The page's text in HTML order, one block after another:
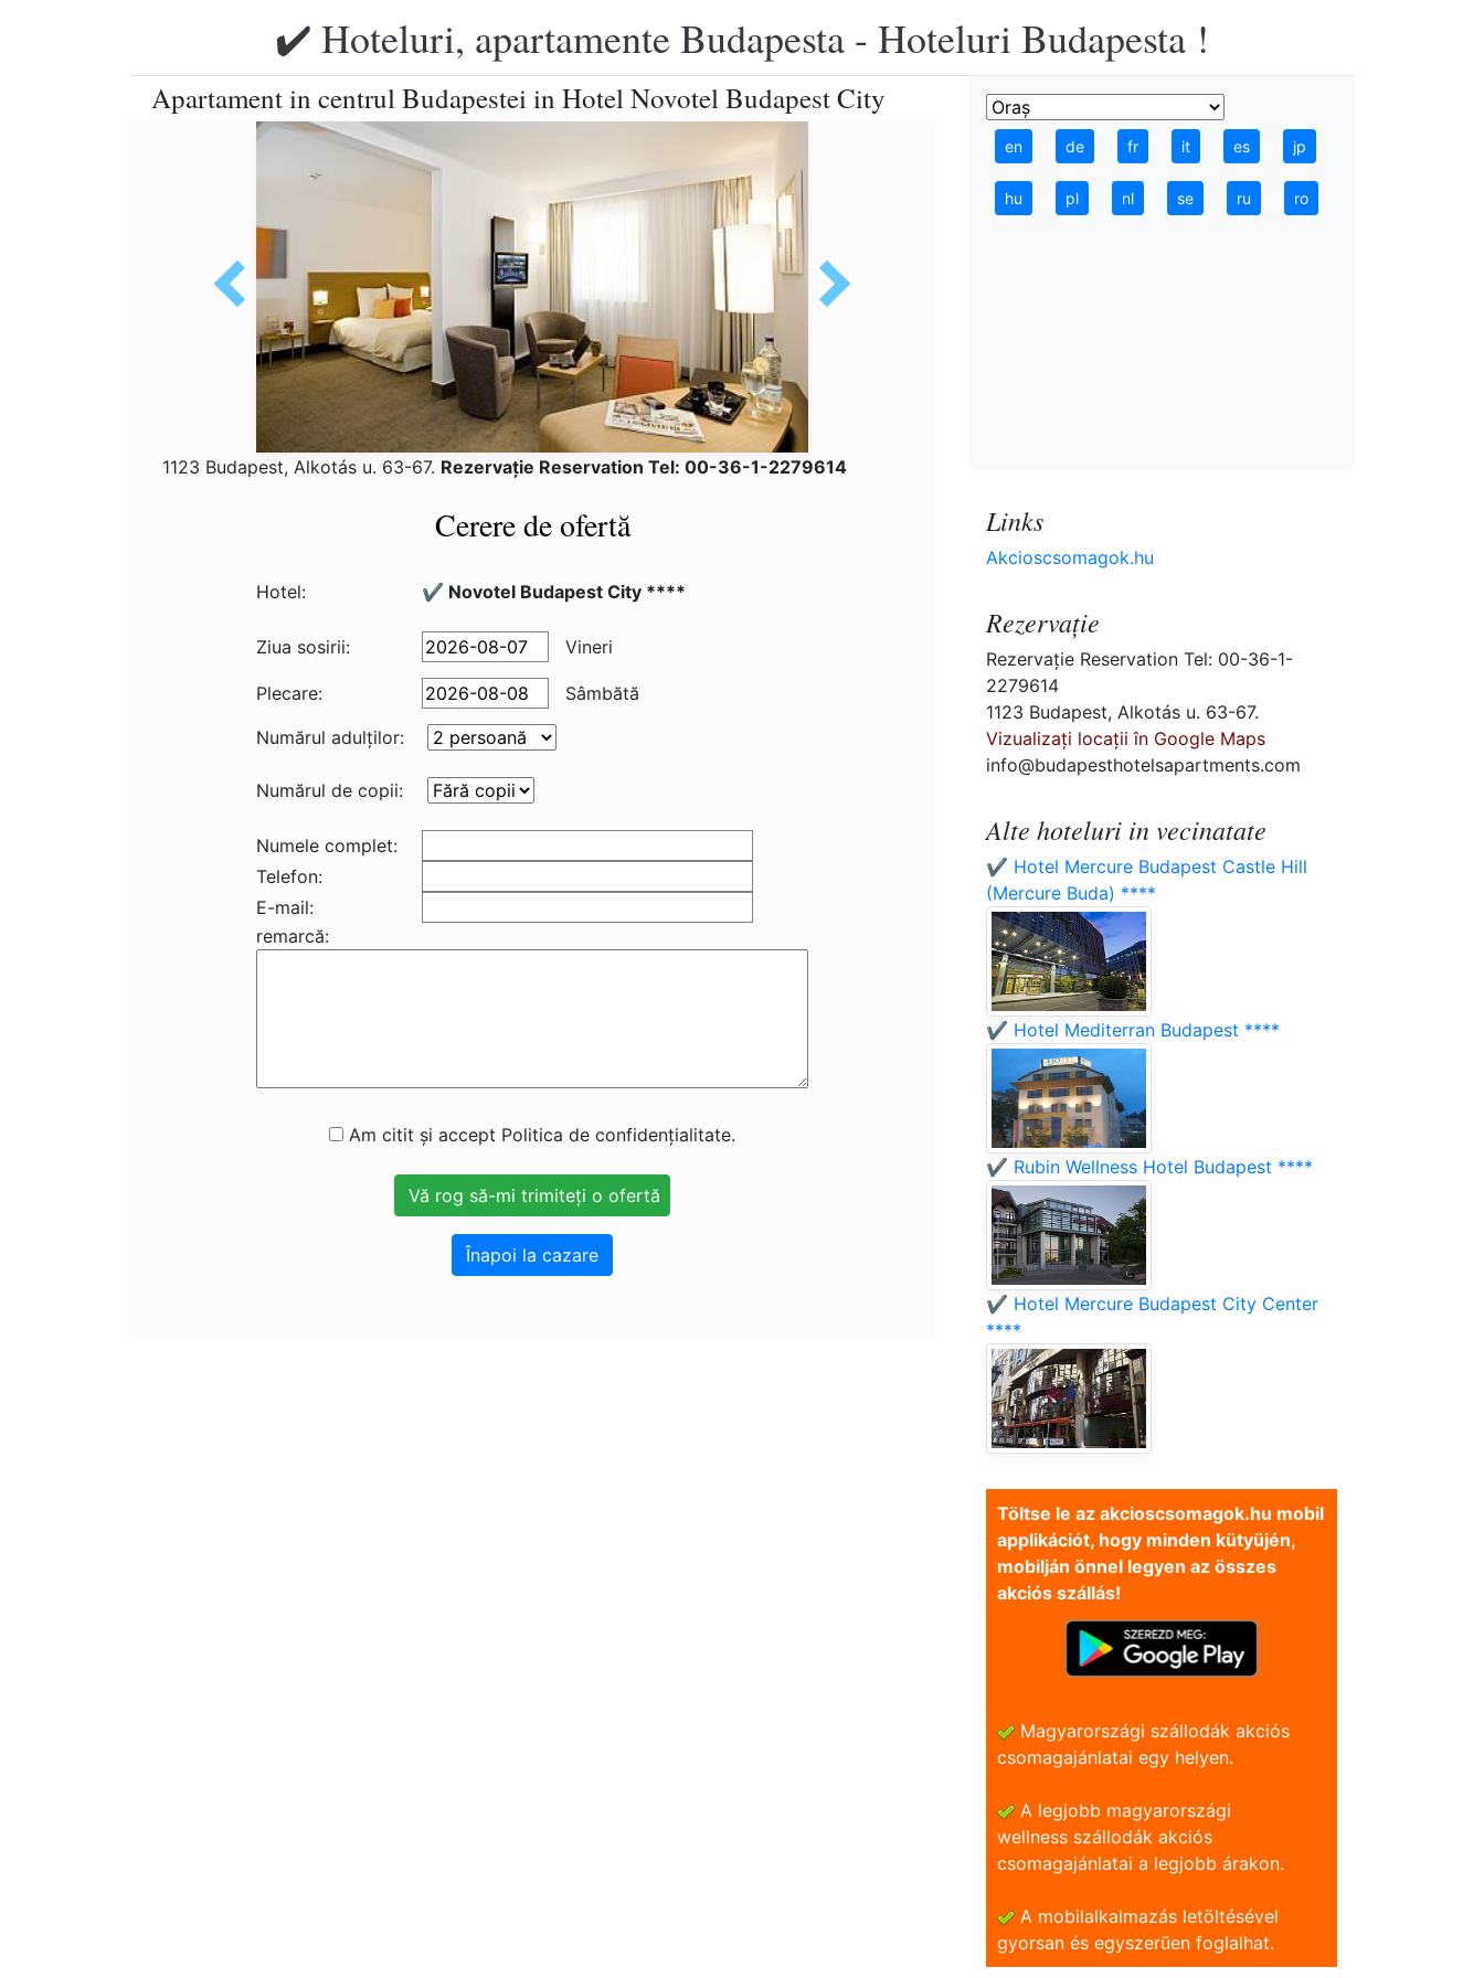
✔️ Hoteluri, apartamente Budapesta - Hoteluri Budapesta !
Apartament in centrul Budapestei in Hotel Novotel Budapest City
1123 Budapest, Alkotás u. 63-67. Rezervaţie Reservation Tel: 00-36-1-2279614
Cerere de ofertă
Hotel: ✔️ Novotel Budapest City ****
Ziua sosirii: Vineri
Plecare:
Sâmbătă
Numărul adulţilor:
Numărul de copii:
Numele complet:
Telefon:
E-mail:
remarcă:
Am citit și accept Politica de confidențialitate.
Înapoi la cazare
en de fr it es jp
hu pl nl se ru ro
Links
Akcioscsomagok.hu
Rezervaţie
Rezervaţie Reservation Tel: 00-36-1-
2279614
1123 Budapest, Alkotás u. 63-67.
Vizualizați locații în Google Maps
info@budapesthotelsapartments.com
Alte hoteluri in vecinatate
✔️ Hotel Mercure Budapest Castle Hill
(Mercure Buda) ****
✔️ Hotel Mediterran Budapest ****
✔️ Rubin Wellness Hotel Budapest ****
✔️ Hotel Mercure Budapest City Center
****
Töltse le az akcioscsomagok.hu mobil
applikációt, hogy minden kütyüjén,
mobilján önnel legyen az összes
akciós szállás!
Magyarországi szállodák akciós
csomagajánlatai egy helyen.
A legjobb magyarországi
wellness szállodák akciós
csomagajánlatai a legjobb árakon.
A mobilalkalmazás letöltésével
gyorsan és egyszerũen foglalhat.